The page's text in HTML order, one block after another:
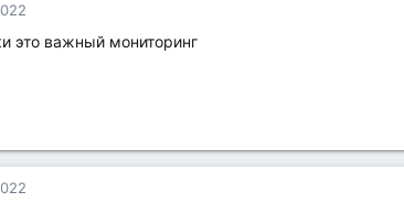
это важный мониторинг